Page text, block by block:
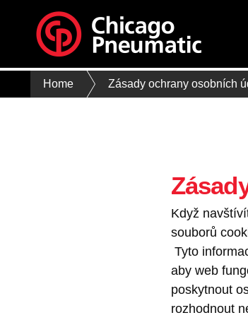
Home Zásady ochrany osobních
Když
souborů
Tyto
aby web
poskytnout
rozhodnout